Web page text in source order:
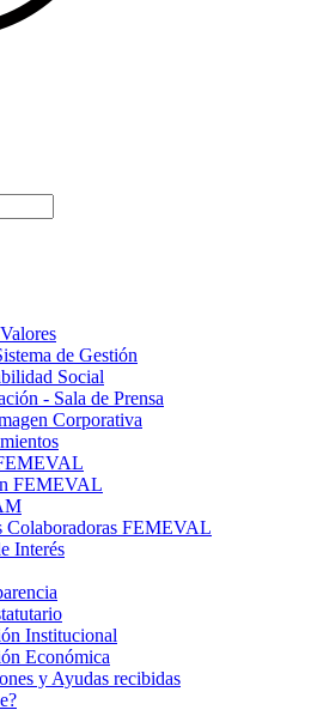
de Gestión
Social
- Sala de Prensa
Corporativa
FEMEVAL
Colaboradoras FEMEVAL
Interés
Institucional
Económica
y Ayudas recibidas